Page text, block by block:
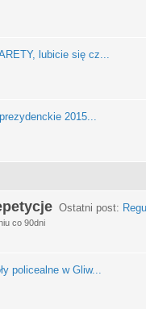
lubicie się cz...
2015...
Ostatni post:
co 90dni
policealne w Gliw...